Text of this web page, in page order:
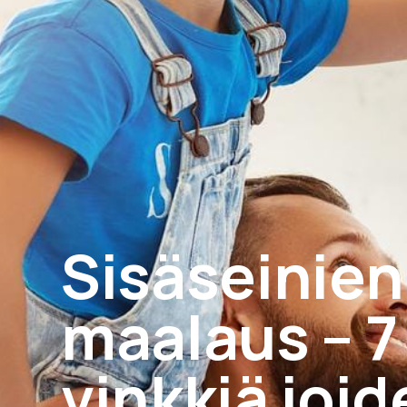
Sisäseinien
maalaus – 7